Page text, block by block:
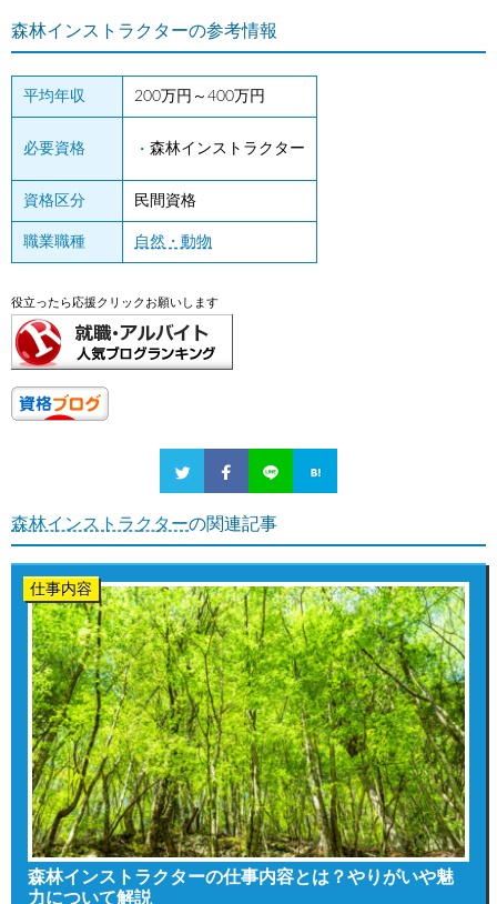
森林インストラクターの参考情報
平均年収 200万円～400万円
必要資格 森林インストラクター
資格区分 民間資格
職業職種 自然・動物
役立ったら応援クリックお願いします
森林インストラクターの関連記事
仕事内容
森林インストラクターの仕事内容とは？やりがいや魅
力について解説